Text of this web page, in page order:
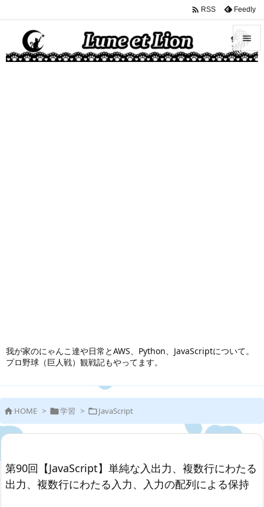
我が家のにゃんこ達や日常とAWS、Python、JavaScriptについて。
プロ野球（巨人戦）観戦記もやってます。


 RSS Feedly
 HOME > 学習 > JavaScript
第90回【JavaScript】単純な入出力、複数行にわたる
出力、複数行にわたる入力、入力の配列による保持